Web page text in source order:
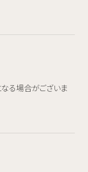
る場合がございま